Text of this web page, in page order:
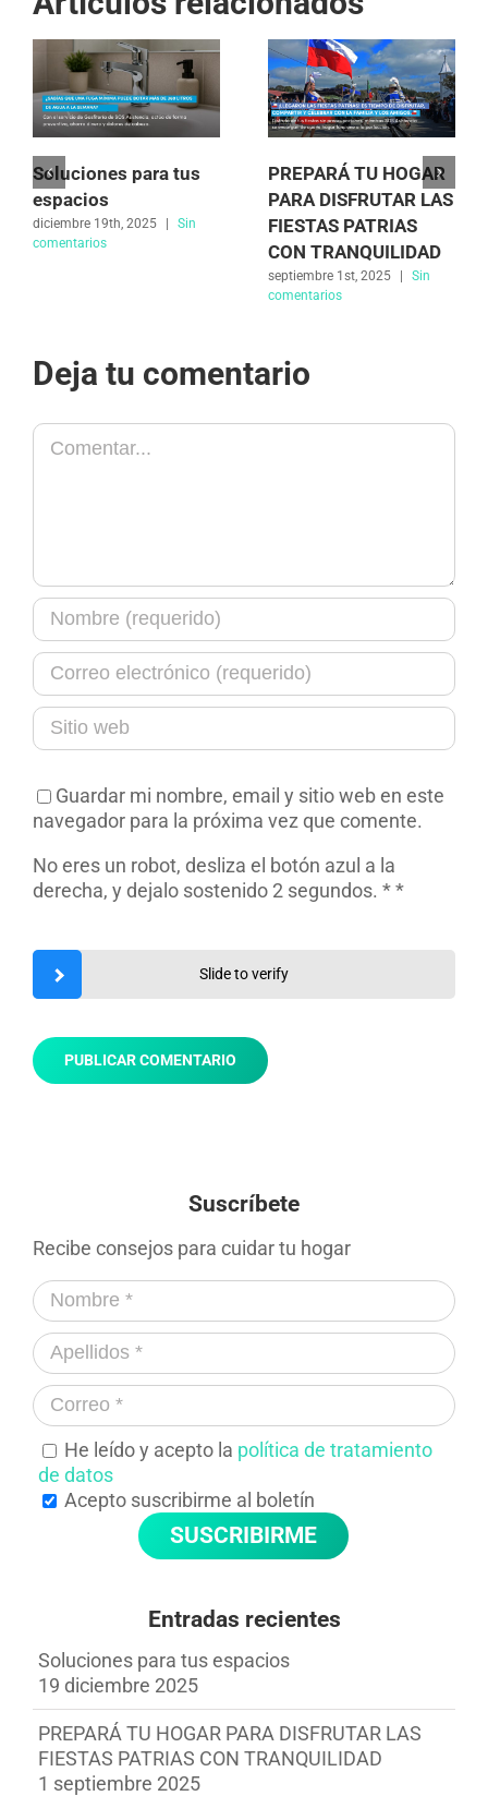
Soluciones para tus
espacios
diciembre 19th, 2025 |
Sin
comentarios
PREPARÁ TU HOGAR
PARA DISFRUTAR LAS
FIESTAS PATRIAS
CON TRANQUILIDAD
septiembre 1st, 2025 |
Sin
comentarios
Deja tu comentario
Comentar
Guardar mi nombre, email y sitio web en este
navegador para la próxima vez que comente.
No eres un robot, desliza el botón azul a la
derecha, y dejalo sostenido 2 segundos. **
Slide to verify
Suscríbete
Recibe consejos para cuidar tu hogar
He leído y acepto la política de tratamiento
de datos
Acepto suscribirme al boletín
Entradas recientes
Soluciones para tus espacios
19 diciembre 2025
PREPARÁ TU HOGAR PARA DISFRUTAR LAS
FIESTAS PATRIAS CON TRANQUILIDAD
1 septiembre 2025